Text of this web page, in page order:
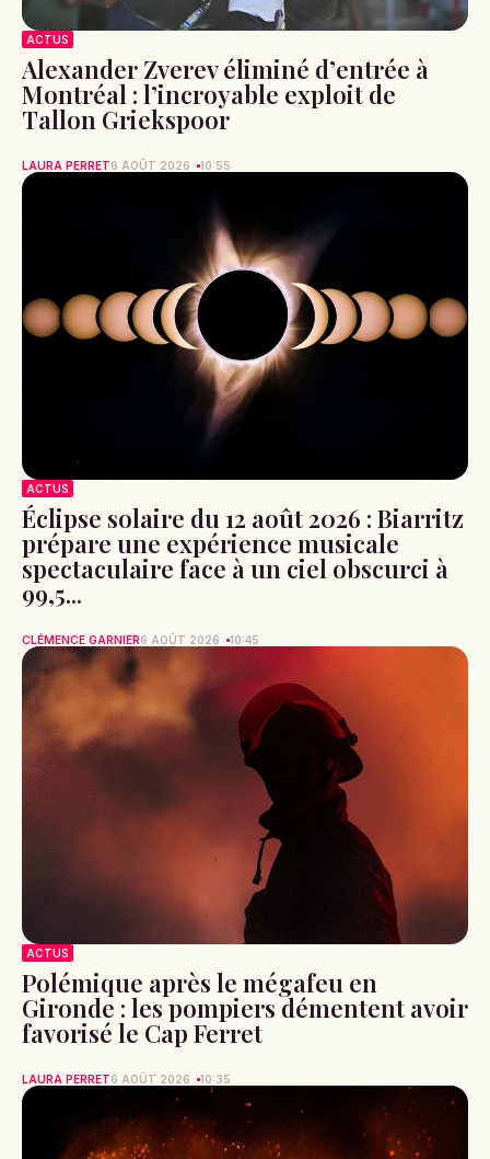
ACTUS
Alexander Zverev éliminé d’entrée à
Montréal : l’incroyable exploit de
Tallon Griekspoor
LAURA PERRET6 AOÛT 2026 10:55
ACTUS
Éclipse solaire du 12 août 2026 : Biarritz
prépare une expérience musicale
spectaculaire face à un ciel obscurci à
99,5...
CLÉMENCE GARNIER6 AOÛT 2026 10:45
ACTUS
Polémique après le mégafeu en
Gironde : les pompiers démentent avoir
favorisé le Cap Ferret
LAURA PERRET6 AOÛT 2026 10:35